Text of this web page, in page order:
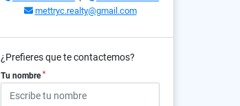
mettryc.realty@gmail.com
¿Prefieres que te contactemos?
Tu nombre *